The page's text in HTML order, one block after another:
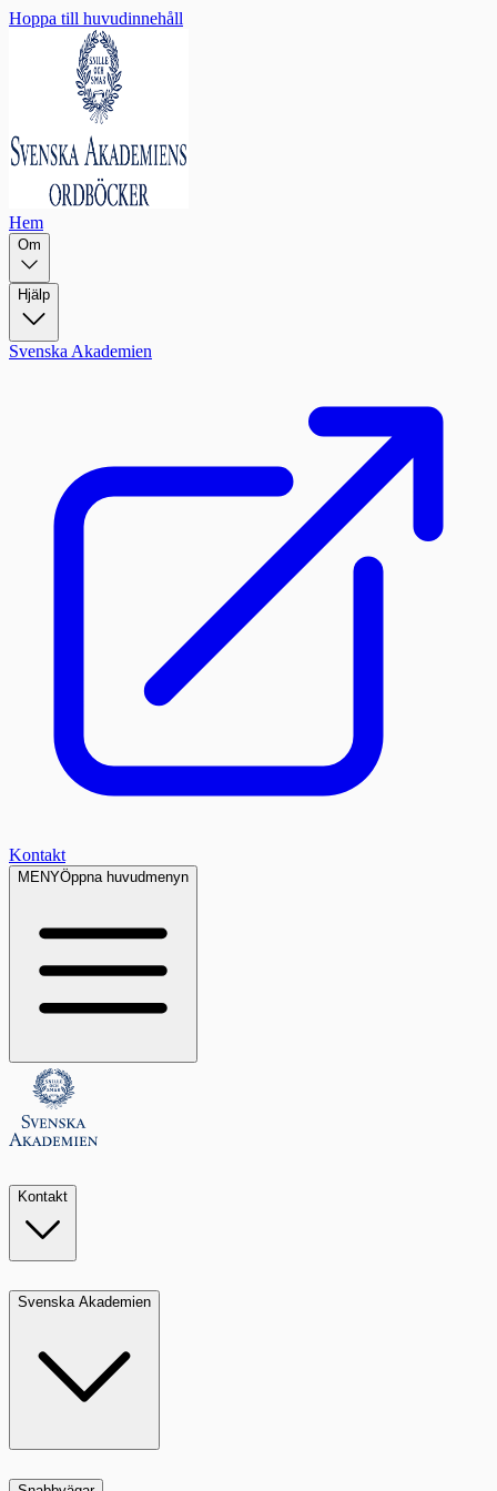
Hoppa till huvudinnehåll
Hem
Om
Hjälp
Svenska Akademien
Kontakt
MENYÖppna huvudmenyn
Kontakt
Svenska Akademien